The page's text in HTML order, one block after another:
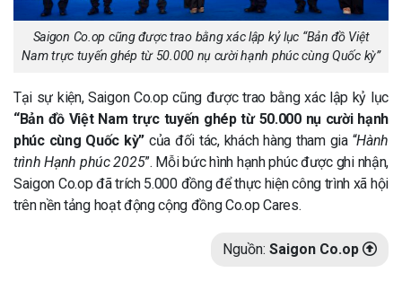
Saigon Co.op cũng được trao bằng xác lập kỷ lục “Bản đồ Việt
Nam trực tuyến ghép từ 50.000 nụ cười hạnh phúc cùng Quốc kỳ”
Tại sự kiện, Saigon Co.op cũng được trao bằng xác lập kỷ lục
“Bản đồ Việt Nam trực tuyến ghép từ 50.000 nụ cười hạnh
phúc cùng Quốc kỳ” của đối tác, khách hàng tham gia “Hành
trình Hạnh phúc 2025”. Mỗi bức hình hạnh phúc được ghi nhận,
Saigon Co.op đã trích 5.000 đồng để thực hiện công trình xã hội
trên nền tảng hoạt động cộng đồng Co.op Cares.
Nguồn: Saigon Co.op